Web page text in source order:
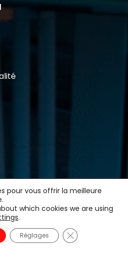
pour vous offrir la meilleure
which cookies we are using
.
Réglages Fermer la